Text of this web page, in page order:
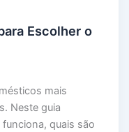
Escolher o
mais
Neste guia
quais são